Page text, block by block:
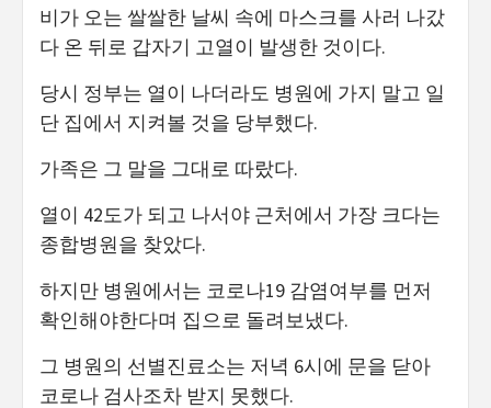
비가 오는 쌀쌀한 날씨 속에 마스크를 사러 나갔
다 온 뒤로 갑자기 고열이 발생한 것이다.
당시 정부는 열이 나더라도 병원에 가지 말고 일
단 집에서 지켜볼 것을 당부했다.
가족은 그 말을 그대로 따랐다.
열이 42도가 되고 나서야 근처에서 가장 크다는
종합병원을 찾았다.
하지만 병원에서는 코로나19 감염여부를 먼저
확인해야한다며 집으로 돌려보냈다.
그 병원의 선별진료소는 저녁 6시에 문을 닫아
코로나 검사조차 받지 못했다.